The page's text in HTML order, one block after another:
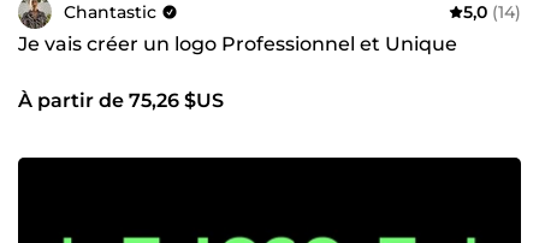
Chantastic 5,0 (14)
Je vais créer un logo Professionnel et Unique
À partir de 75,26 $US